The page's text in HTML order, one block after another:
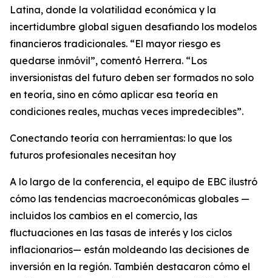
Latina, donde la volatilidad económica y la
incertidumbre global siguen desafiando los modelos
financieros tradicionales. “El mayor riesgo es
quedarse inmóvil”, comentó Herrera. “Los
inversionistas del futuro deben ser formados no solo
en teoría, sino en cómo aplicar esa teoría en
condiciones reales, muchas veces impredecibles”.
Conectando teoría con herramientas: lo que los
futuros profesionales necesitan hoy
A lo largo de la conferencia, el equipo de EBC ilustró
cómo las tendencias macroeconómicas globales —
incluidos los cambios en el comercio, las
fluctuaciones en las tasas de interés y los ciclos
inflacionarios— están moldeando las decisiones de
inversión en la región. También destacaron cómo el